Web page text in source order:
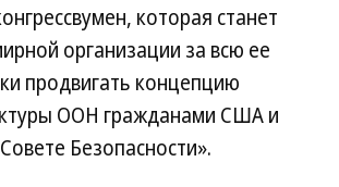
которая станет
организации за всю ее
продвигать концепцию
ООН гражданами США и
Безопасности».